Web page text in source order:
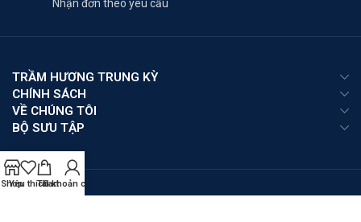
Nhận đơn theo yêu cầu
TRẦM HƯƠNG TRUNG KỲ
CHÍNH SÁCH
VỀ CHÚNG TÔI
BỘ SƯU TẬP
Shop
Yêu thíchCart
Tài khoản của tôi